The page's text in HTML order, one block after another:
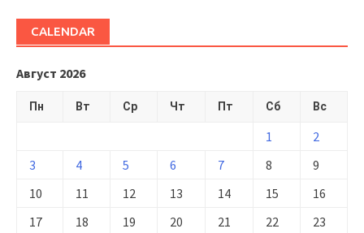
CALENDAR
Август 2026
Пн Вт Ср Чт Пт Сб Вс
1
2
3
4 5 6 7 8
9
10
11 12 13 14 15
16
17
18 19 20 21 22
23